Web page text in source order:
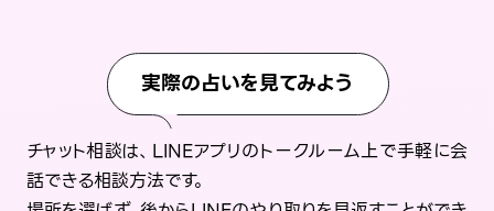
実際の占いを見てみよう
チャット相談は、LINEアプリのトークルーム上で手軽に会
話できる相談方法です。